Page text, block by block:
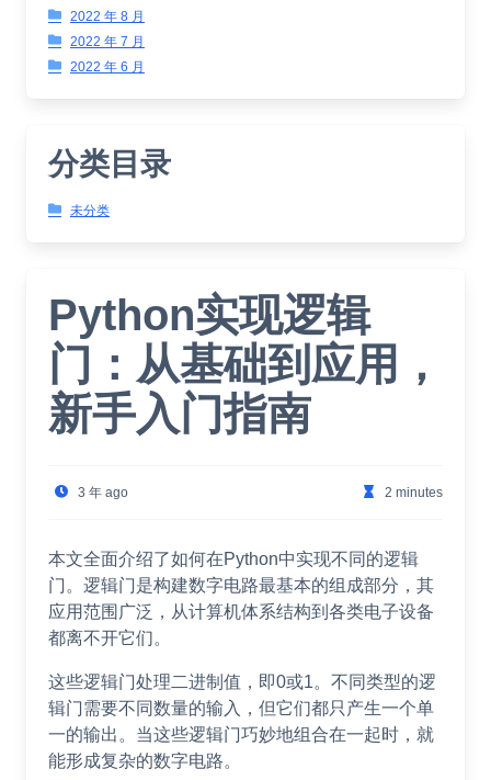
2022 年 8 月
2022 年 7 月
2022 年 6 月
分类目录
未分类
Python实现逻辑
门：从基础到应用，
新手入门指南
3 年 ago 2 minutes
本文全面介绍了如何在Python中实现不同的逻辑
门。逻辑门是构建数字电路最基本的组成部分，其
应用范围广泛，从计算机体系结构到各类电子设备
都离不开它们。
这些逻辑门处理二进制值，即0或1。不同类型的逻
辑门需要不同数量的输入，但它们都只产生一个单
一的输出。当这些逻辑门巧妙地组合在一起时，就
能形成复杂的数字电路。